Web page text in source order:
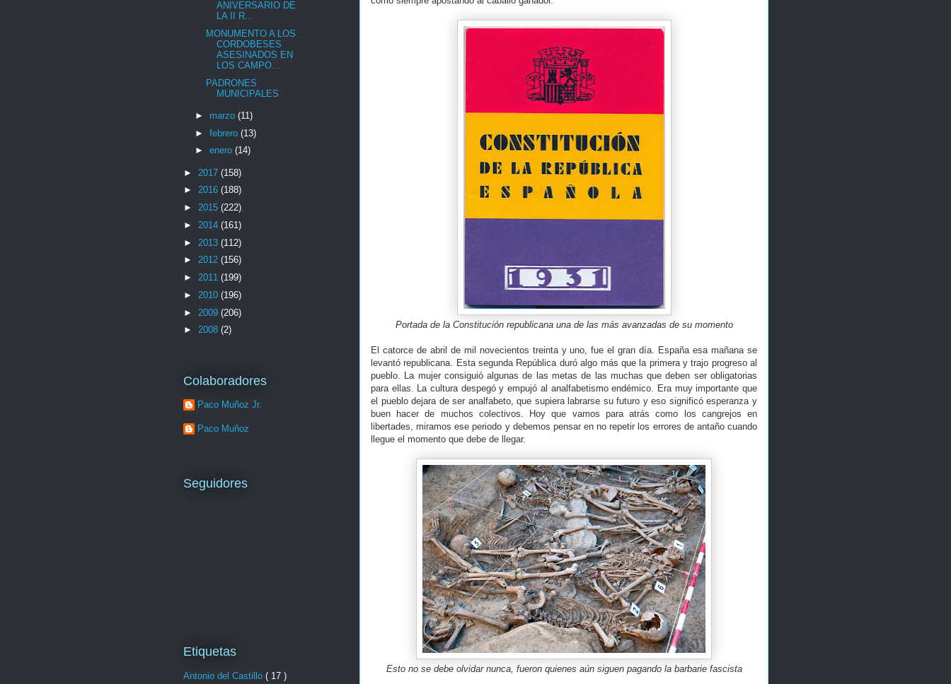
Portada de la Constitución republicana una de las más avanzadas de su momento
El catorce de abril de mil novecientos treinta y uno, fue el gran día. España esa mañana se
levantó republicana. Esta segunda República duró algo más que la primera y trajo progreso al
pueblo. La mujer consiguió algunas de las metas de las muchas que deben ser obligatorias
para ellas. La cultura despegó y empujó al analfabetismo endémico. Era muy importante que
el pueblo dejara de ser analfabeto, que supiera labrarse su futuro y eso significó esperanza y
buen hacer de muchos colectivos. Hoy que vamos para atrás como los cangrejos en
libertades, miramos ese periodo y debemos pensar en no repetir los errores de antaño cuando
llegue el momento que debe de llegar.
Esto no se debe olvidar nunca, fueron quienes aún siguen pagando la barbarie fascista
ANIVERSARIO DE
LA II R...
MONUMENTO A LOS
CORDOBESES
ASESINADOS EN
LOS CAMPO...
PADRONES
MUNICIPALES
► marzo (11)
► febrero (13)
► enero (14)
► 2017 (158)
► 2016 (188)
► 2015 (222)
► 2014 (161)
► 2013 (112)
► 2012 (156)
► 2011 (199)
► 2010 (196)
► 2009 (206)
► 2008 (2)
Colaboradores
Paco Muñoz Jr.
Paco Muñoz
Seguidores
Etiquetas
Antonio del Castillo ( 17 )